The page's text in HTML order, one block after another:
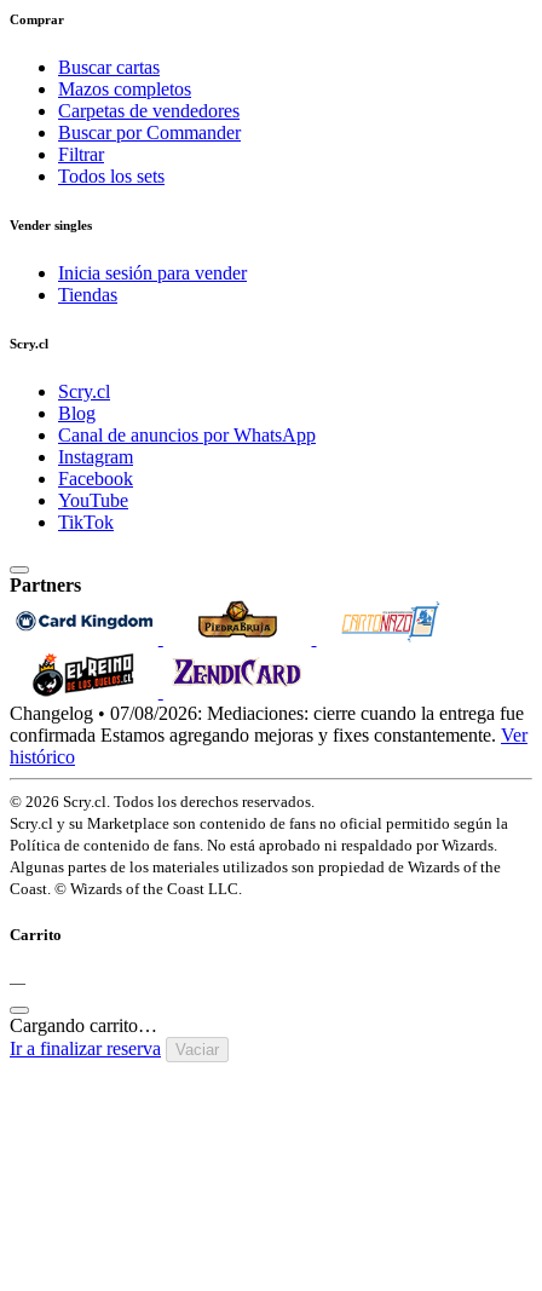
Comprar
Buscar cartas
Mazos completos
Carpetas de vendedores
Buscar por Commander
Filtrar
Todos los sets
Vender singles
Inicia sesión para vender
Tiendas
Scry.cl
Scry.cl
Blog
Canal de anuncios por WhatsApp
Instagram
Facebook
YouTube
TikTok
Partners
Changelog • 07/08/2026: Mediaciones: cierre cuando la entrega fue
confirmada Estamos agregando mejoras y fixes constantemente. Ver
histórico
© 2026 Scry.cl. Todos los derechos reservados.
Scry.cl y su Marketplace son contenido de fans no oficial permitido según la
Política de contenido de fans. No está aprobado ni respaldado por Wizards.
Algunas partes de los materiales utilizados son propiedad de Wizards of the
Coast. © Wizards of the Coast LLC.
Carrito
—
Cargando carrito…
Ir a finalizar reserva
Vaciar